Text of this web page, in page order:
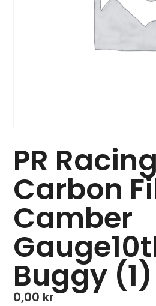
PR Racing
Carbon
Camber
Buggy (1)
0,00 kr